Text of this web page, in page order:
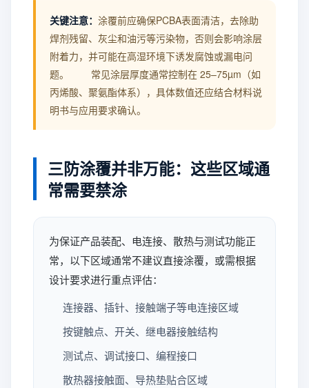
关键注意： 涂覆前应确保PCBA表面清洁，去除助
焊剂残留、灰尘和油污等污染物，否则会影响涂层
附着力，并可能在高湿环境下诱发腐蚀或漏电问
题。 常见涂层厚度通常控制在 25–75µm（如
丙烯酸、聚氨酯体系），具体数值还应结合材料说
明书与应用要求确认。
三防涂覆并非万能：这些区域通
常需要禁涂
为保证产品装配、电连接、散热与测试功能正
常，以下区域通常不建议直接涂覆，或需根据
设计要求进行重点评估：
连接器、插针、接触端子等电连接区域
按键触点、开关、继电器接触结构
测试点、调试接口、编程接口
散热器接触面、导热垫贴合区域